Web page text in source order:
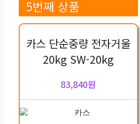
5번째 상품
카스 단순중량 전자거울
20kg SW-20kg
83,840원